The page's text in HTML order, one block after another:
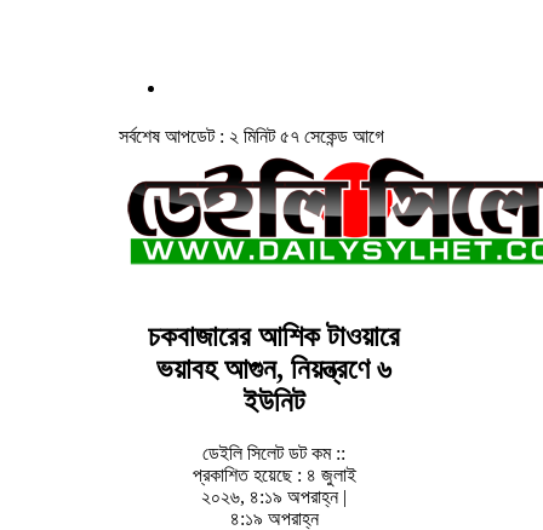
সর্বশেষ আপডেট : ২ মিনিট ৫৭ সেকেন্ড আগে
চকবাজারের আশিক টাওয়ারে
ভয়াবহ আগুন, নিয়ন্ত্রণে ৬
ইউনিট
ডেইলি সিলেট ডট কম ::
প্রকাশিত হয়েছে : ৪ জুলাই
২০২৬, ৪:১৯ অপরাহ্ন |
৪:১৯ অপরাহ্ন